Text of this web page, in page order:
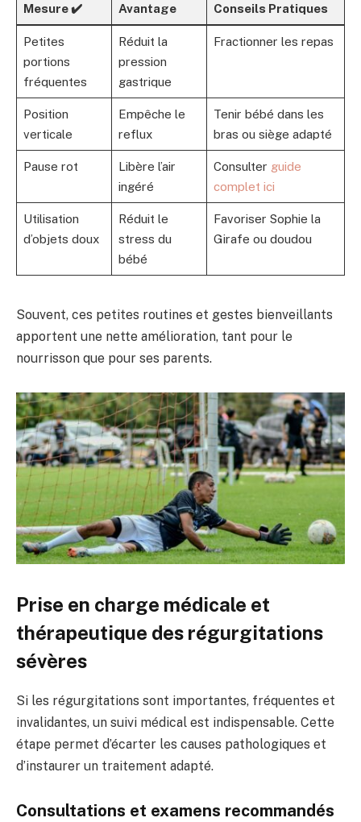
Mesure ✔️ Avantage Conseils Pratiques
Petites
portions
fréquentes
Réduit la
pression
gastrique
Fractionner les repas
Position
verticale
Empêche le
reflux
Tenir bébé dans les
bras ou siège adapté
Pause rot
Libère l’air
ingéré
Consulter guide
complet ici
Utilisation
d’objets doux
Réduit le
stress du
bébé
Favoriser Sophie la
Girafe ou doudou
Souvent, ces petites routines et gestes bienveillants
apportent une nette amélioration, tant pour le
nourrisson que pour ses parents.
Prise en charge médicale et
thérapeutique des régurgitations
sévères
Si les régurgitations sont importantes, fréquentes et
invalidantes, un suivi médical est indispensable. Cette
étape permet d’écarter les causes pathologiques et
d’instaurer un traitement adapté.
Consultations et examens recommandés